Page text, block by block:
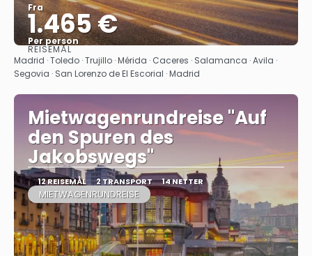
Fra
1.465 €
Per person
Se
REISEMÅL
Madrid · Toledo · Trujillo · Mérida · Caceres‎ · Salamanca · Avila ·
Segovia · San Lorenzo de El Escorial · Madrid
Mietwagenrundreise "Auf
den Spuren des
Jakobswegs"
12 REISEMÅL 2 TRANSPORT 14 NETTER
MIETWAGENRUNDREISE